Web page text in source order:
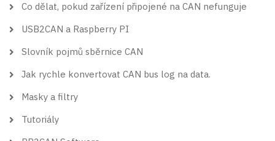
Co dělat, pokud zařízení připojené na CAN nefunguje
USB2CAN a Raspberry PI
Slovník pojmů sběrnice CAN
Jak rychle konvertovat CAN bus log na data.
Masky a filtry
Tutoriály